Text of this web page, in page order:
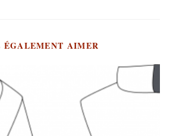
ÉGALEMENT AIMER